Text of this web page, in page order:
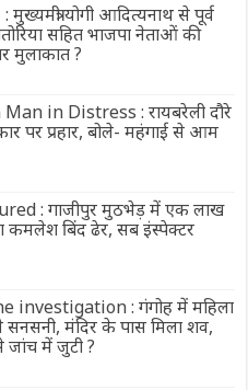
योगी आदित्यनाथ से पूर्व
सहित भाजपा नेताओं की
मुलाकात ?
in Distress : रायबरेली दौरे
पर प्रहार, बोले- महंगाई से आम
: गाजीपुर मुठभेड़ में एक लाख
कमलेश बिंद ढेर, सब इंस्पेक्टर
investigation : गंगोह में महिला
सनसनी, मंदिर के पास मिला शव,
में जुटी ?